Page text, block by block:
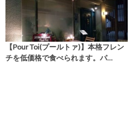
【Pour Toi(プールトァ)】本格フレン
チを低価格で食べられます。パ…